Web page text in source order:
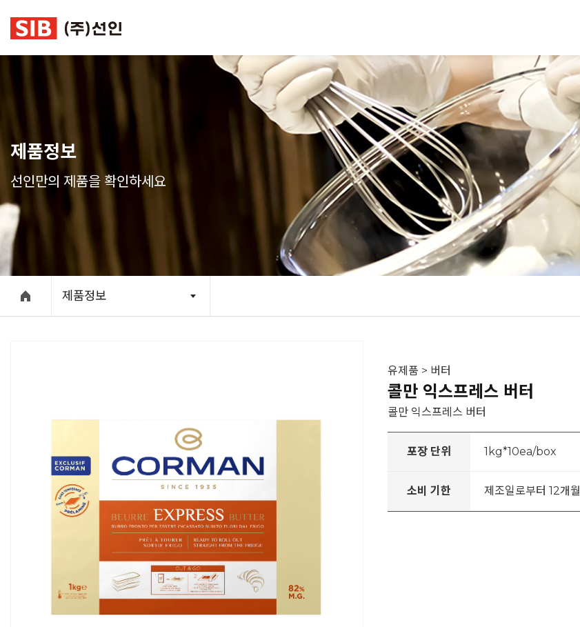
제품정보
선인만의 제품을 확인하세요
제품정보
유제품 > 버터
콜만 익스프레스 버터
콜만 익스프레스 버터
포장 단위 1kg*10ea/box
소비 기한 제조일로부터 12개월